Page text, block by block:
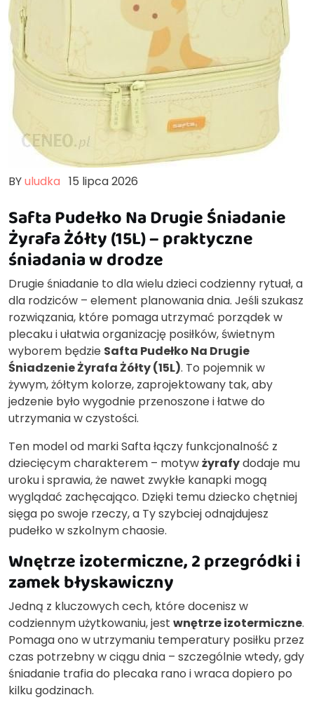
BYuludka 15 lipca 2026
Safta Pudełko Na Drugie Śniadanie
Żyrafa Żółty (15L) – praktyczne
śniadania w drodze
Drugie śniadanie to dla wielu dzieci codzienny rytuał, a
dla rodziców – element planowania dnia. Jeśli szukasz
rozwiązania, które pomaga utrzymać porządek w
plecaku i ułatwia organizację posiłków, świetnym
wyborem będzie Safta Pudełko Na Drugie
Śniadzenie Żyrafa Żółty (15L). To pojemnik w
żywym, żółtym kolorze, zaprojektowany tak, aby
jedzenie było wygodnie przenoszone i łatwe do
utrzymania w czystości.
Ten model od marki Safta łączy funkcjonalność z
dziecięcym charakterem – motywżyrafydodaje mu
uroku i sprawia, że nawet zwykłe kanapki mogą
wyglądać zachęcająco. Dzięki temu dziecko chętniej
sięga po swoje rzeczy, a Ty szybciej odnajdujesz
pudełko w szkolnym chaosie.
Wnętrze izotermiczne, 2 przegródki i
zamek błyskawiczny
Jedną z kluczowych cech, które docenisz w
codziennym użytkowaniu, jest wnętrze izotermiczne.
Pomaga ono w utrzymaniu temperatury posiłku przez
czas potrzebny w ciągu dnia – szczególnie wtedy, gdy
śniadanie trafia do plecaka rano i wraca dopiero po
kilku godzinach.